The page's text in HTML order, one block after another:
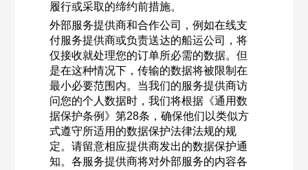
履行或采取的缔约前措施。
外部服务提供商和合作公司，例如在线支
付服务提供商或负责送达的船运公司，将
仅接收就处理您的订单所必需的数据。但
是在这种情况下，传输的数据将被限制在
最小必要范围内。当我们的服务提供商访
问您的个人数据时，我们将根据《通用数
据保护条例》第28条，确保他们以类似方
式遵守所适用的数据保护法律法规的规
定。请留意相应提供商发出的数据保护通
知。各服务提供商将对外部服务的内容各